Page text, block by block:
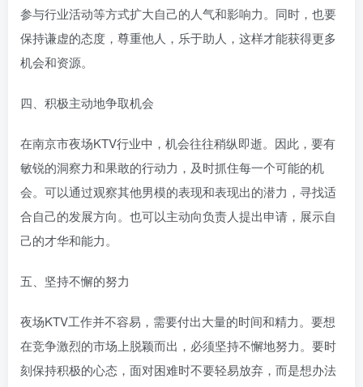
参与行业活动等方式扩大自己的人气和影响力。同时，也要
保持谦虚的态度，尊重他人，乐于助人，这样才能获得更多
机会和资源。
四、积极主动地争取机会
在南京市夜场KTV行业中，机会往往稍纵即逝。因此，要有
敏锐的洞察力和果敢的行动力，及时抓住每一个可能的机
会。可以通过观察其他男模的表现和表现出的潜力，寻找适
合自己的发展方向。也可以主动向负责人提出申请，展示自
己的才华和能力。
五、坚持不懈的努力
夜场KTV工作并不容易，需要付出大量的时间和精力。要想
在竞争激烈的市场上脱颖而出，必须坚持不懈地努力。要时
刻保持积极的心态，面对困难时不要轻易放弃，而是想办法